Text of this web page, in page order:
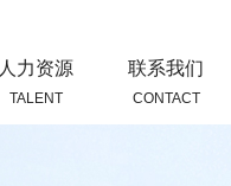
人力资源
TALENT
联系我们
CONTACT